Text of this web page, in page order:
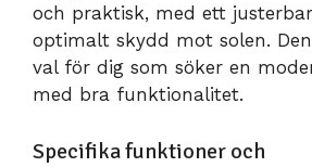
och praktisk, med ett
optimalt skydd mot solen.
val för dig som söker en
med bra funktionalitet.
Specifika funktioner och